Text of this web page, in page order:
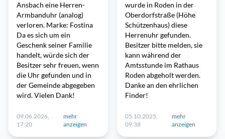
Ansbach eine Herren-
Armbanduhr (analog)
verloren. Marke: Fostina
Da es sich um ein
Geschenk seiner Familie
handelt, würde sich der
Besitzer sehr freuen, wenn
die Uhr gefunden und in
der Gemeinde abgegeben
wird. Vielen Dank!
09.06.2026,
17:20
mehr
anzeigen
wurde in Roden in der
Oberdorfstraße (Höhe
Schützenhaus) diese
Herrenuhr gefunden.
Besitzer bitte melden, sie
kann während der
Amtsstunde im Rathaus
Roden abgeholt werden.
Danke an den ehrlichen
Finder!
05.10.2025,
09:38
mehr
anzeigen